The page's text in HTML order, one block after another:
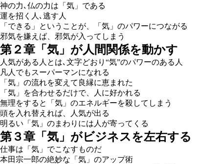
神の力､仏の力は「気」である
運を招く人､逃す人
「できる」ということが、「気」のパワーにつながる
邪気を嫌えば、邪気が入ってしまう
第２章「気」が人間関係を動かす
人気がある人とは､文字どおり“気”のパワーのある人
凡人でもスーパーマンになれる
「気」の流れを変えて良縁に恵まれた
「気」を合わせるだけで、人に好かれる
無理をすると「気」のエネルギーを殺してしまう
頭を入れ替えれば、人気が出る
明るい「気」のまわりには人が寄ってくる
第３章「気」がビジネスを左右する
仕事は「気」でこなすものだ
本田宗一郎の絶妙な「気」のアップ術